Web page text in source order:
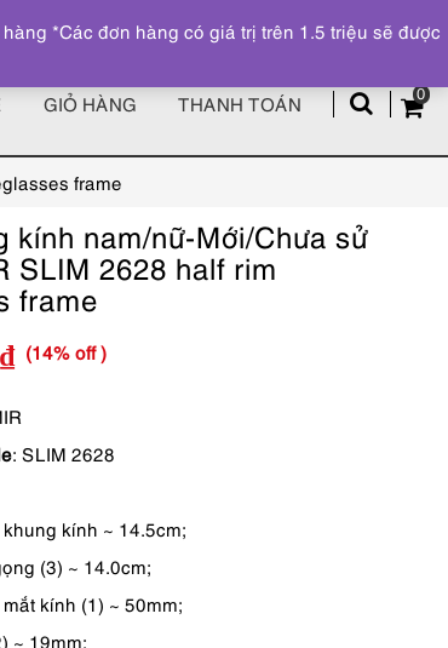
z
0
GIỎ HÀNG THANH TOÁN
frame
kính nam/nữ-Mới/Chưa sử
SLIM 2628 half rim
frame
Giá
gốc
là:
₫
Giá
hiện
tại
1,267,000 ₫.
(14% off )
: SLIM 2628
kính ~ 14.5cm;
(3) ~ 14.0cm;
kính (1) ~ 50mm;
~ 19mm;
*Các đơn hàng có giá trị trên 1.5 triệu sẽ được